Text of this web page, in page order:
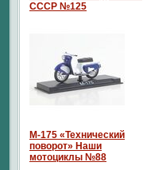
СССР №125
М-175 «Технический
поворот» Наши
мотоциклы №88